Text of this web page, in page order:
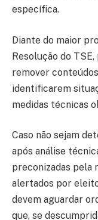
específica.
Diante do maior
Resolução do
remover
identificarem
medidas técnicas
Caso não sejam
após análise
preconizadas pela
alertados por
devem aguardar
que, se